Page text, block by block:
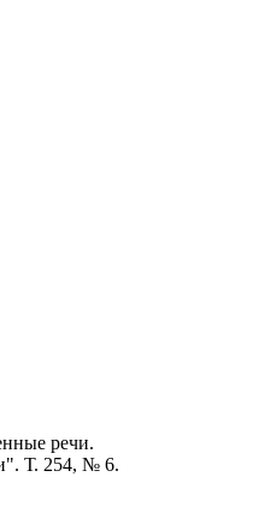
речи.
Т. 254, № 6.